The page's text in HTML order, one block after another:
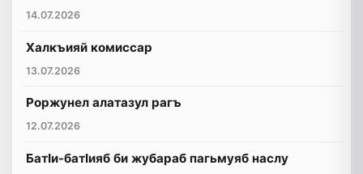
14.07.2026
Халкъияй комиссар
13.07.2026
Роржунел алатазул рагъ
12.07.2026
БатӀи-батӀияб би жубараб пагьмуяб наслу